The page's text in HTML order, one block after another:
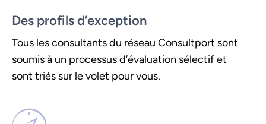
Des profils d’exception
Tous les consultants du réseau Consultport sont
soumis à un processus d’évaluation sélectif et
sont triés sur le volet pour vous.